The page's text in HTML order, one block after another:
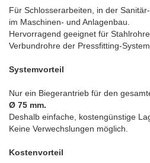
Für Schlosserarbeiten, in der
im Maschinen- und Anlagenbau.
Hervorragend geeignet für
Verbundrohre der Pressfitting-
Systemvorteil
Nur ein Biegerantrieb für den
Ø 75 mm.
Deshalb einfache, kostengünstige
Keine Verwechslungen möglich.
Kostenvorteil